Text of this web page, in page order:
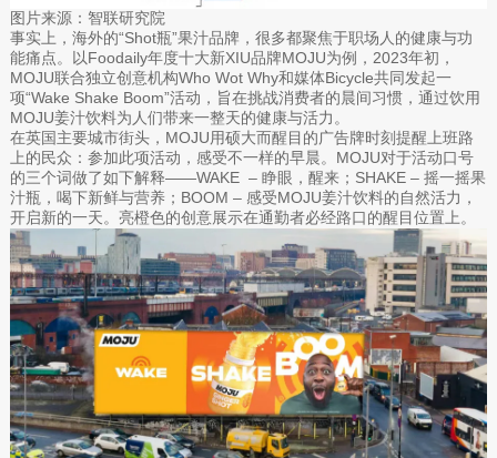
图片来源：智联研究院
事实上，海外的“Shot瓶”果汁品牌，很多都聚焦于职场人的健康与功
能痛点。以Foodaily年度十大新XIU品牌MOJU为例，2023年初，
MOJU联合独立创意机构Who Wot Why和媒体Bicycle共同发起一
项“Wake Shake Boom”活动，旨在挑战消费者的晨间习惯，通过饮用
MOJU姜汁饮料为人们带来一整天的健康与活力。
在英国主要城市街头，MOJU用硕大而醒目的广告牌时刻提醒上班路
上的民众：参加此项活动，感受不一样的早晨。MOJU对于活动口号
的三个词做了如下解释——WAKE – 睁眼，醒来；SHAKE – 摇一摇果
汁瓶，喝下新鲜与营养；BOOM – 感受MOJU姜汁饮料的自然活力，
开启新的一天。亮橙色的创意展示在通勤者必经路口的醒目位置上。